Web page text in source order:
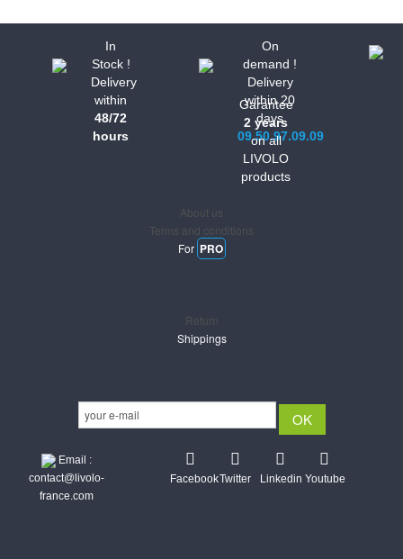
In
Stock !
Delivery
within
48/72
hours
On
demand !
Delivery
within 20
days
09.50.97.09.09
Garantee
2 years
on all
LIVOLO
products
About us
Terms and conditions
For PRO
Return
Shippings
Email :
contact@livolo-
france.com
FacebookTwitter Linkedin Youtube